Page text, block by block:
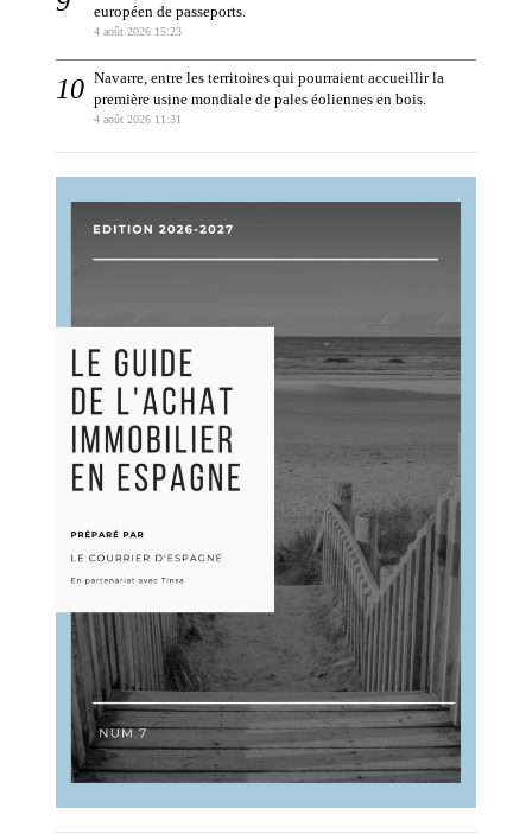
européen de passeports.
4 août 2026 15:23
Navarre, entre les territoires qui pourraient accueillir la
première usine mondiale de pales éoliennes en bois.
4 août 2026 11:31